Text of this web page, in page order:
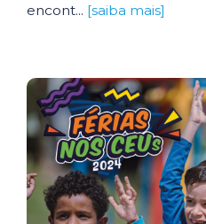
encont... [saiba mais]